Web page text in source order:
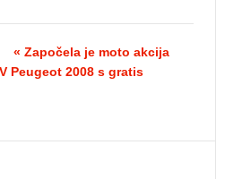
« Započela je moto akcija
Peugeot 2008 s gratis